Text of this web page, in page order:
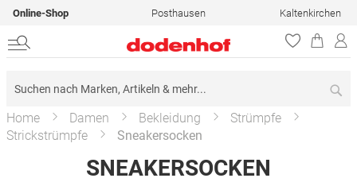
Online-Shop Posthausen Kaltenkirchen
Home Damen Bekleidung
Strümpfe
Strickstrümpfe
Sneakersocken
SNEAKERSOCKEN